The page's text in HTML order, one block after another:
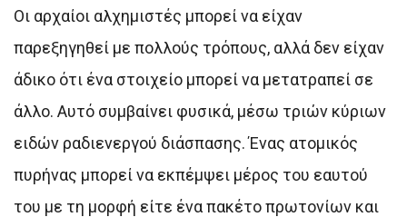
Οι αρχαίοι αλχημιστές μπορεί να είχαν
παρεξηγηθεί με πολλούς τρόπους, αλλά δεν είχαν
άδικο ότι ένα στοιχείο μπορεί να μετατραπεί σε
άλλο. Αυτό συμβαίνει φυσικά, μέσω τριών κύριων
ειδών ραδιενεργού διάσπασης. Ένας ατομικός
πυρήνας μπορεί να εκπέμψει μέρος του εαυτού
του με τη μορφή είτε ένα πακέτο πρωτονίων και